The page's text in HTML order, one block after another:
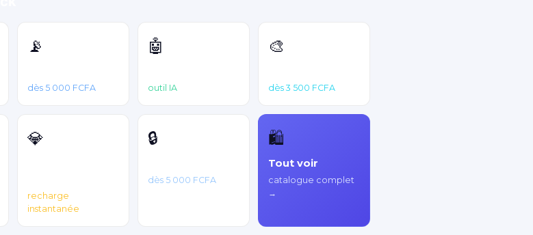
📡
dès 5 000 FCFA
🤖
outil IA
🎨
dès 3 500 FCFA
💎
recharge
instantanée
🔒
dès 5 000 FCFA
🛍️
Tout voir
catalogue complet
→